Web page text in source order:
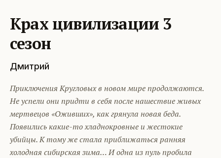
Крах цивилизации 3
сезон
Дмитрий
Приключения Кругловых в новом мире продолжаются.
Не успели они придти в себя после нашествие живых
мертвецов «Оживших», как грянула новая беда.
Появились какие-то хладнокровные и жестокие
убийцы. К тому же стала приближаться ранняя
холодная сибирская зима… И одна из пуль пробила